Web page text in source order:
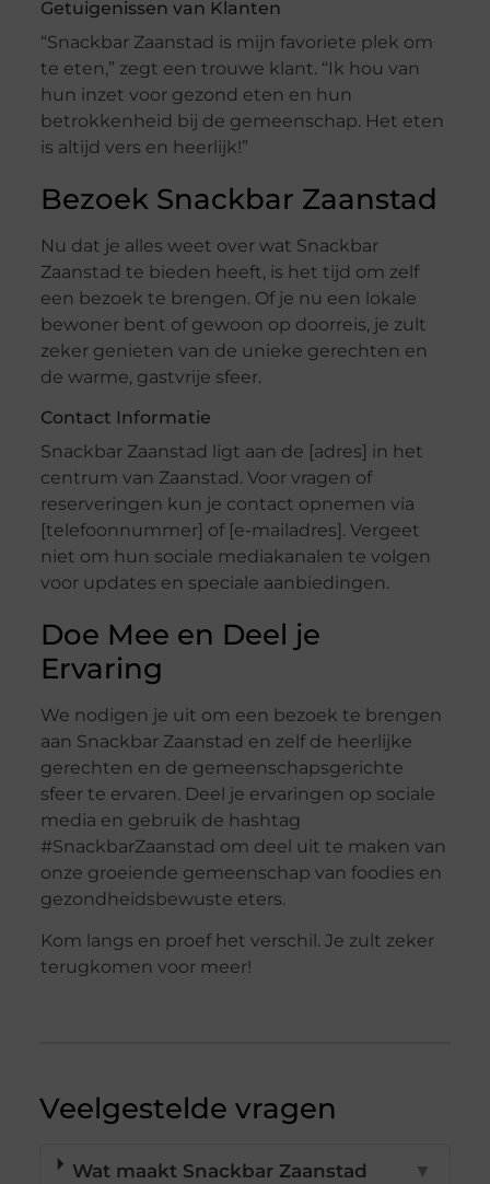
Getuigenissen van Klanten
“Snackbar Zaanstad is mijn favoriete plek om
te eten,” zegt een trouwe klant. “Ik hou van
hun inzet voor gezond eten en hun
betrokkenheid bij de gemeenschap. Het eten
is altijd vers en heerlijk!”
Bezoek Snackbar Zaanstad
Nu dat je alles weet over wat Snackbar
Zaanstad te bieden heeft, is het tijd om zelf
een bezoek te brengen. Of je nu een lokale
bewoner bent of gewoon op doorreis, je zult
zeker genieten van de unieke gerechten en
de warme, gastvrije sfeer.
Contact Informatie
Snackbar Zaanstad ligt aan de [adres] in het
centrum van Zaanstad. Voor vragen of
reserveringen kun je contact opnemen via
[telefoonnummer] of [e-mailadres]. Vergeet
niet om hun sociale mediakanalen te volgen
voor updates en speciale aanbiedingen.
Doe Mee en Deel je
Ervaring
We nodigen je uit om een bezoek te brengen
aan Snackbar Zaanstad en zelf de heerlijke
gerechten en de gemeenschapsgerichte
sfeer te ervaren. Deel je ervaringen op sociale
media en gebruik de hashtag
#SnackbarZaanstad om deel uit te maken van
onze groeiende gemeenschap van foodies en
gezondheidsbewuste eters.
Kom langs en proef het verschil. Je zult zeker
terugkomen voor meer!
Veelgestelde vragen
Wat maakt Snackbar Zaanstad
▼